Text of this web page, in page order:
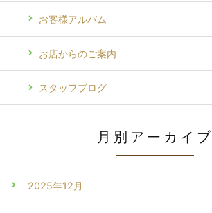
お客様アルバム
お店からのご案内
スタッフブログ
月別アーカイブ
2025年12月